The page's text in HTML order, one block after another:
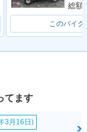
マイナーチェンジ
総額:
このバイク
てます
3月16日)